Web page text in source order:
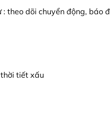
: theo dõi chuyển động,
thời tiết xấu